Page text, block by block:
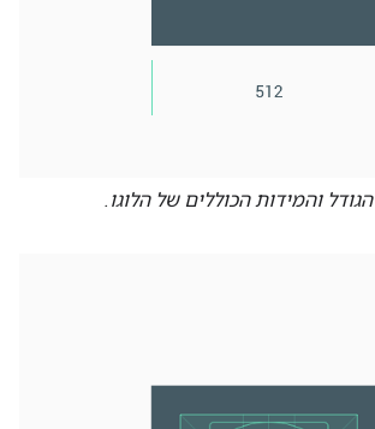
הגודל והמידות הכוללים של הלוגו.